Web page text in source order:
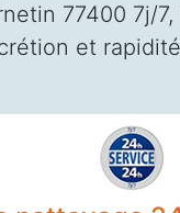
77400 7j/
et